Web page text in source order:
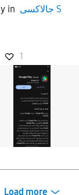
in
جالاكسى S
1
Load more